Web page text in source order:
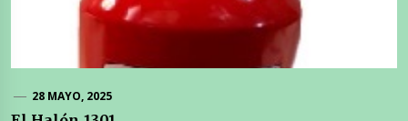
28 MAYO, 2025